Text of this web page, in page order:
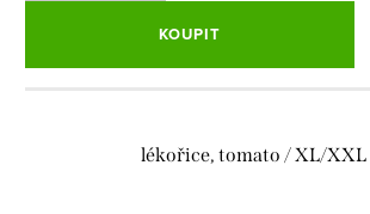
KOUPIT
lékořice, tomato / XL/XXL